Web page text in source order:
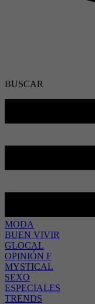
BUSCAR
MODA
BUEN VIVIR
GLOCAL
OPINIÓN F
MYSTICAL
SEXO
ESPECIALES
TRENDS